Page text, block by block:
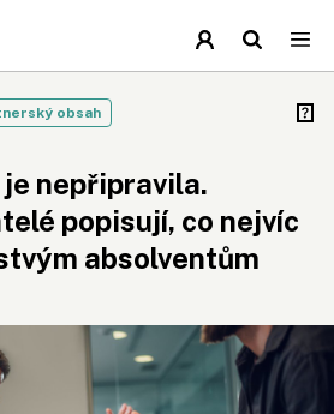
obsah
je nepřipravila.
popisují, co nejvíc
absolventům